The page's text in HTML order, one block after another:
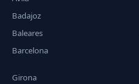
Badajoz
Baleares
Barcelona
Girona